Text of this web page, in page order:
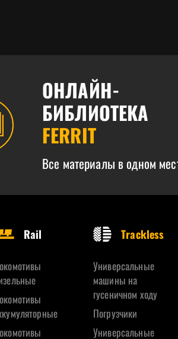
ОНЛАЙН-
БИБЛИОТЕКА
FERRIT
Все материалы в одном
Rail Trackless
Универсальные
машины на
гусеничном ходу
Погрузчики
Универсальные